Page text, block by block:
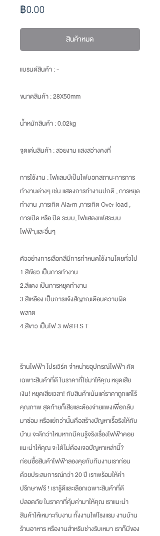
฿0.00ราคา
สินค้าหมด
แบรนด์สินค้า : -
ขนาดสินค้า: 28X50mm
น้ำหนักสินค้า: 0.02kg
จุดเด่นสินค้า :สวยงาม แสงสว่างคงที่
การใช้งาน : ไฟแลมป์เป็นไฟบอกสถานะการการ
ทำงานต่างๆ เช่น แสดงการทำงานปกติ , การหยุด
ทำงาน ,การเกิด Alarm ,การเกิด Over load ,
การเปิด หรือ ปิด ระบบ, ไฟแสดงเฟสระบบ
ไฟฟ้า,และอื่นๆ
ตัวอย่างการเลือกสีมีการกำหนดใช้งานโดยทั่วไป
1.สีเขียว เป็นการทำงาน
2.สีแดง เป็นการหยุดทำงาน
3.สีเหลือง เป็นการแจ้งสัญาณเตือนความผิด
พลาด
4.สีขาว เป็นไฟ 3 เฟส R S T
ร้านไฟฟ้า โปรเวิร์ค จำหน่ายอุปกรณ์ไฟฟ้า คัด
เฉพาะสินค้าที่ดี ในราคาที่ใช่มาให้คุณ หยุดเสีย
เงิน!หยุดเสียเวลา!กับสินค้าเน้นแค่ราคาถูกแต่ไร้
คุณภาพ สุดท้ายก็เสียและต้องจ่ายแพงเพื่อกลับ
มาซ่อม หรือแย่กว่านั้นคือสร้างปัญหาเรื้อรังให้กับ
บ้าน จะดีกว่าไหมหากมีคนรู้จริงเรื่องไฟฟ้าคอย
แนะนำให้คุณ จะได้ไม่ต้องเจอปัญหาเหล่านี้?
ก่อนซื้อสินค้าไฟฟ้าลองคุยกับทีมงานเราก่อน
ด้วยประสบการณ์กว่า20ปี เราพร้อมให้คำ
ปรึกษาฟรี! เรารู้ดีและเลือกเฉพาะสินค้าที่ดี
ปลอดภัย ในราคาที่คุ้มค่ามาให้คุณ เราแนะนำ
สินค้าให้เหมาะกับงาน ทั้งงานไฟโรงแรม งานบ้าน
ร้านอาหาร หรืองานสำหรับช่างรับเหมา เราก็มีของ